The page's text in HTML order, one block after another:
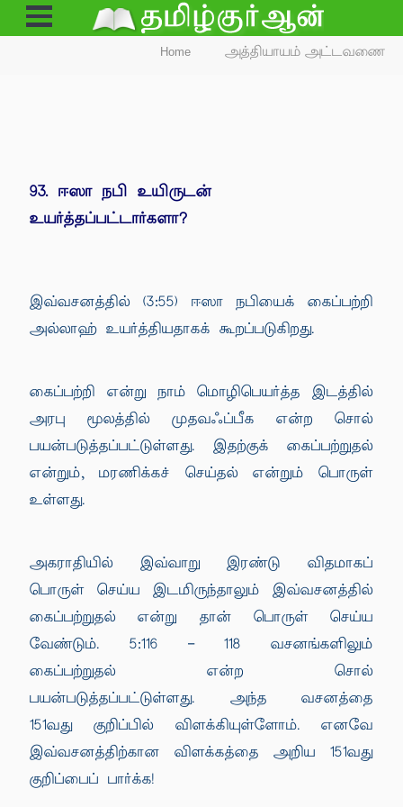
Open
Menu
Home அத்தியாயம் அட்டவணை
93. ஈஸா நபி உயிருடன்
உயர்த்தப்பட்டார்களா?
இவ்வசனத்தில் (3:55) ஈஸா நபியைக் கைப்பற்றி
அல்லாஹ் உயர்த்தியதாகக் கூறப்படுகிறது.
கைப்பற்றி என்று நாம் மொழிபெயர்த்த இடத்தில்
அரபு மூலத்தில் முதவஃப்பீக என்ற சொல்
பயன்படுத்தப்பட்டுள்ளது. இதற்குக் கைப்பற்றுதல்
என்றும், மரணிக்கச் செய்தல் என்றும் பொருள்
உள்ளது.
அகராதியில் இவ்வாறு இரண்டு விதமாகப்
பொருள் செய்ய இடமிருந்தாலும் இவ்வசனத்தில்
கைப்பற்றுதல் என்று தான் பொருள் செய்ய
வேண்டும். 5:116 – 118 வசனங்களிலும்
கைப்பற்றுதல் என்ற சொல்
பயன்படுத்தப்பட்டுள்ளது. அந்த வசனத்தை
151வது குறிப்பில் விளக்கியுள்ளோம். எனவே
இவ்வசனத்திற்கான விளக்கத்தை அறிய 151வது
குறிப்பைப் பார்க்க!